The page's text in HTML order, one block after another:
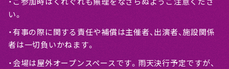
い。
・有事の際に関する責任や補償は主催者、出演者、施設関係
者は一切負いかねます。
・会場は屋外オープンスペースです。雨天決行予定ですが、